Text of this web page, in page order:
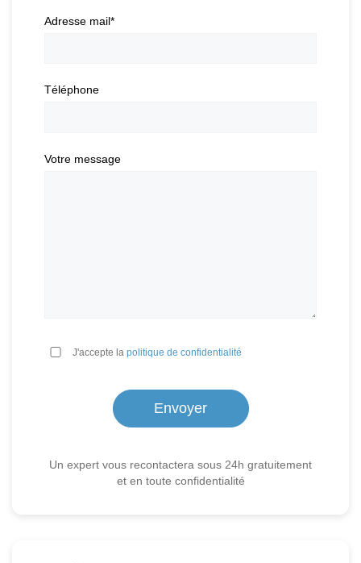
Adresse mail*
Téléphone
Votre message
J'accepte la politique de confidentialité
Un expert vous recontactera sous 24h gratuitement
et en toute confidentialité